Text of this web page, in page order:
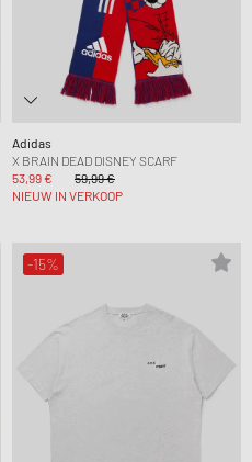
Adidas
X BRAIN DEAD DISNEY SCARF
53,99 €
59,99 €
NIEUW IN VERKOOP
-15%